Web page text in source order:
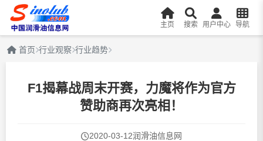
主页 搜索 用户中心 导航
首页 行业观察 行业趋势
F1揭幕战周末开赛，力魔将作为官方
赞助商再次亮相！
2020-03-12润滑油信息网